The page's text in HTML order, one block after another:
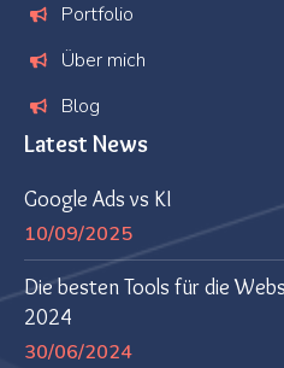
Portfolio
Über mich
Blog
Latest News
Google Ads vs KI
10/09/2025
Die besten Tools für die
2024
30/06/2024